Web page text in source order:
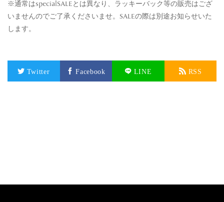
※通常はspecialSALEとは異なり、ラッキーバック等の販売はござ
いませんのでご了承くださいませ。SALEの際は別途お知らせいた
します。
Twitter Facebook LINE RSS